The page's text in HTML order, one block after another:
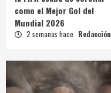
como el Mejor Gol del
Mundial 2026
2 semanas hace Redacción